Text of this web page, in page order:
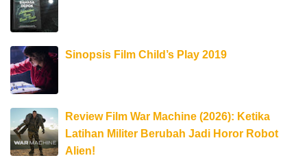
Sinopsis Film Child’s Play 2019
Review Film War Machine (2026): Ketika
Latihan Militer Berubah Jadi Horor Robot
Alien!